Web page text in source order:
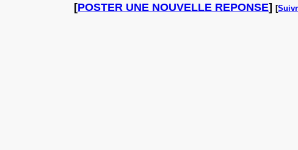
[POSTER UNE NOUVELLE REPONSE] [